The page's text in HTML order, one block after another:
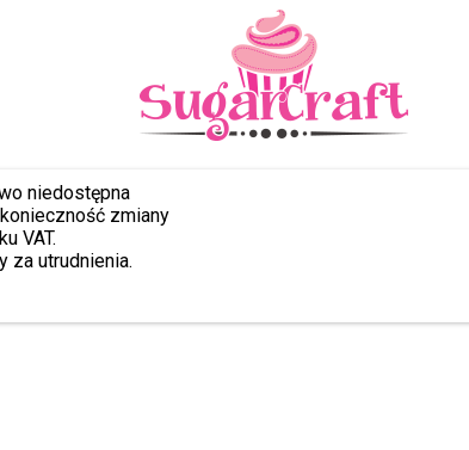
niedostępna
zmiany
VAT.
za utrudnienia.